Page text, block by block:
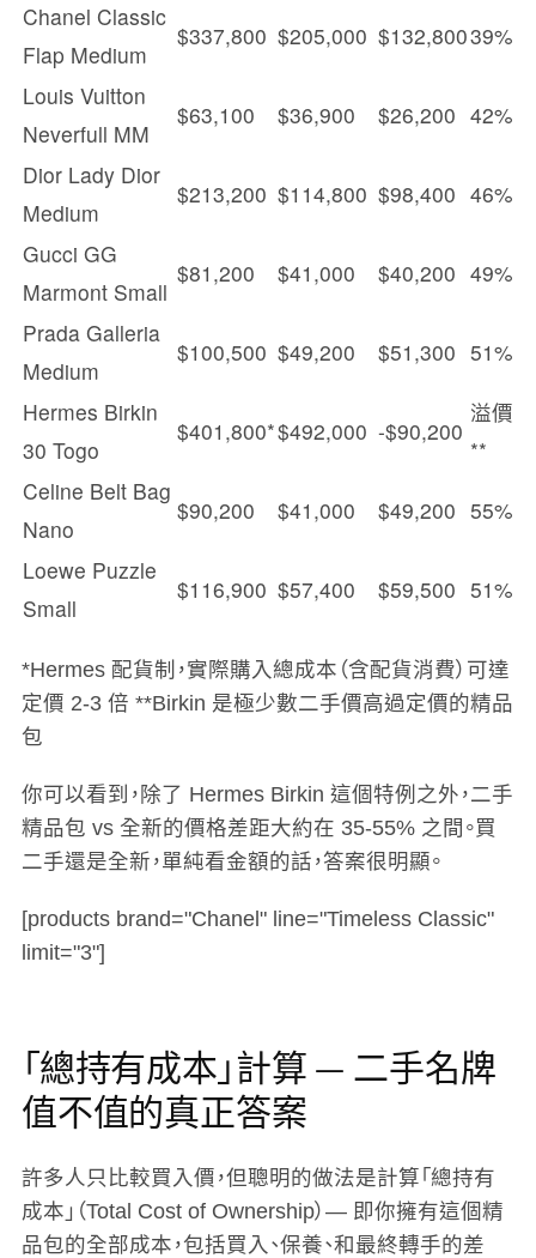
Chanel Classic
Flap Medium
$337,800 $205,000 $132,80039%
Louis Vuitton
Neverfull MM
$63,100 $36,900 $26,200 42%
Dior Lady Dior
Medium
$213,200 $114,800 $98,400 46%
Gucci GG
Marmont Small
$81,200 $41,000 $40,200 49%
Prada Galleria
Medium
$100,500 $49,200 $51,300 51%
Hermes Birkin
30 Togo
$401,800*$492,000 -$90,200
溢價
**
Celine Belt Bag
Nano
$90,200 $41,000 $49,200 55%
Loewe Puzzle
Small
$116,900 $57,400 $59,500 51%
*Hermes 配貨制，實際購入總成本（含配貨消費）可達
定價 2-3 倍 **Birkin 是極少數二手價高過定價的精品
包
你可以看到，除了 Hermes Birkin 這個特例之外，二手
精品包 vs 全新的價格差距大約在 35-55% 之間。買
二手還是全新，單純看金額的話，答案很明顯。
[products brand="Chanel" line="Timeless Classic"
limit="3"]
「總持有成本」計算 — 二手名牌
值不值的真正答案
許多人只比較買入價，但聰明的做法是計算「總持有
成本」（Total Cost of Ownership）— 即你擁有這個精
品包的全部成本，包括買入、保養、和最終轉手的差